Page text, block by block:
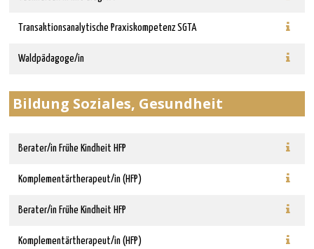
Transaktionsanalytische Praxiskompetenz SGTA
Waldpädagoge/in
Bildung Soziales, Gesundheit
Berater/in Frühe Kindheit HFP
Komplementärtherapeut/in (HFP)
Berater/in Frühe Kindheit HFP
Komplementärtherapeut/in (HFP)